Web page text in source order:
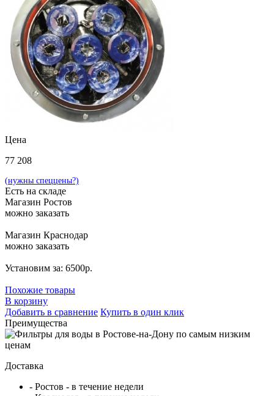
Цена
77 208
(нужны спеццены?)
Есть на складе
Магазин Ростов
можно заказать
Магазин Краснодар
можно заказать
Установим за: 6500р.
Похожие товары
В корзину
Добавить в сравнение Купить в один клик
Преимущества
Доставка
- Ростов - в течение недели